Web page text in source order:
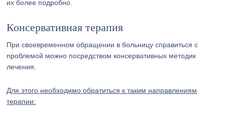
их более подробно.
Консервативная терапия
При своевременном обращении в больницу справиться с
проблемой можно посредством консервативных методик
лечения.
Для этого необходимо обратиться к таким направлениям
терапии: